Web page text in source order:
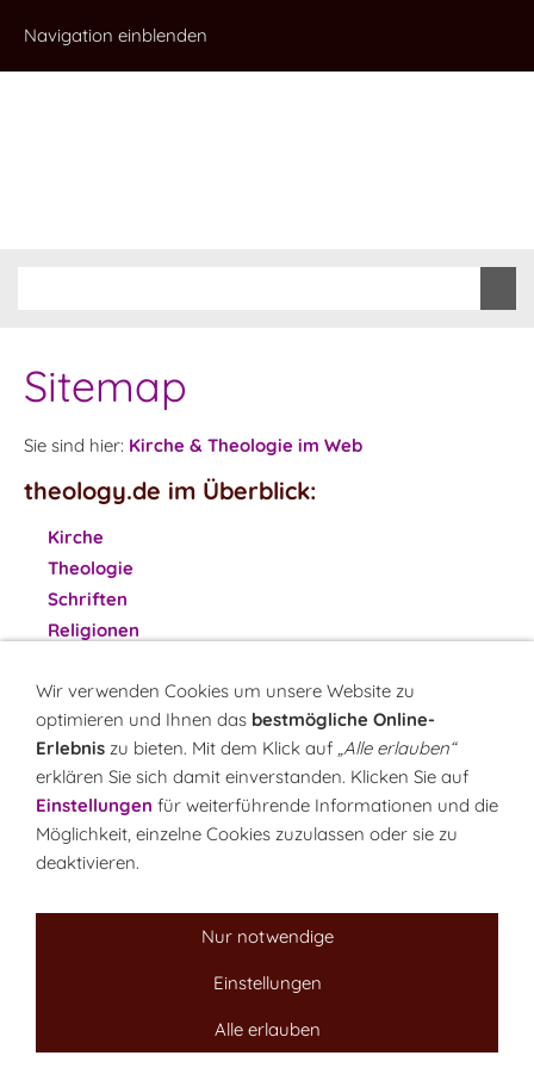
Navigation einblenden
Sitemap
Sie sind hier: Kirche & Theologie im Web
theology.de im Überblick:
Kirche
Theologie
Schriften
Religionen
Downloads
Service
Skurriles
Suchen
LINK-Hinweis
Über unsKontakt
Wir verwenden Cookies um unsere Website zu
optimieren und Ihnen das bestmögliche Online-
Erlebnis zu bieten. Mit dem Klick auf „Alle erlauben“
erklären Sie sich damit einverstanden. Klicken Sie auf
Einstellungen für weiterführende Informationen und die
Möglichkeit, einzelne Cookies zuzulassen oder sie zu
deaktivieren.
Nur notwendige
Einstellungen
Alle erlauben